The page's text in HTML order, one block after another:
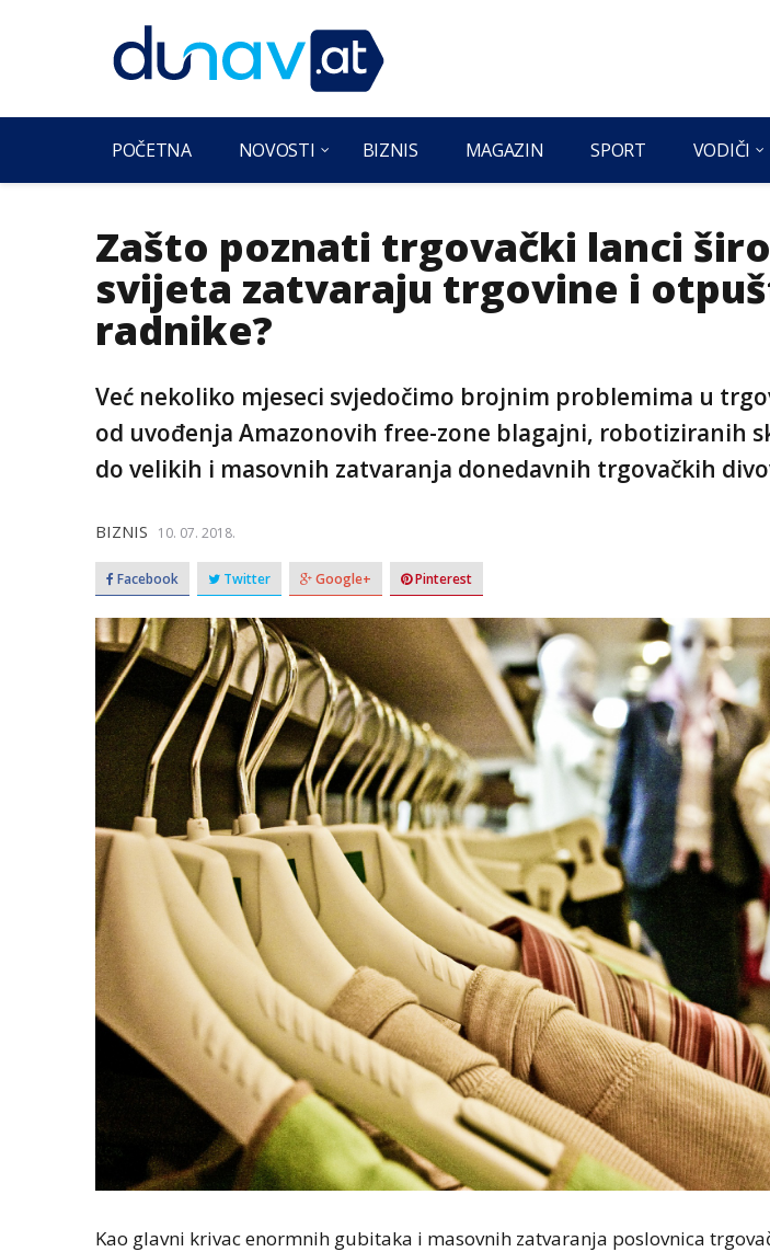
POČETNA NOVOSTI BIZNIS MAGAZIN SPORT VODIČI
Zašto poznati trgovački lanci
svijeta zatvaraju trgovine i
radnike?
Već nekoliko mjeseci svjedočimo brojnim problemima u
od uvođenja Amazonovih free-zone blagajni, robotiziranih
do velikih i masovnih zatvaranja donedavnih trgovačkih
BIZNIS 10. 07. 2018.
Facebook Twitter Google+ Pinterest
Kao glavni krivac enormnih gubitaka i masovnih zatvaranja poslovnica